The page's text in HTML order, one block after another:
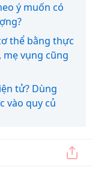
ý muốn có
thể bằng thực
vụng cũng
tử? Dùng
vào quy củ